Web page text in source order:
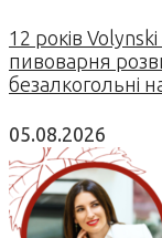
12 років
пивоварня
безалкогольні
05.08.2026